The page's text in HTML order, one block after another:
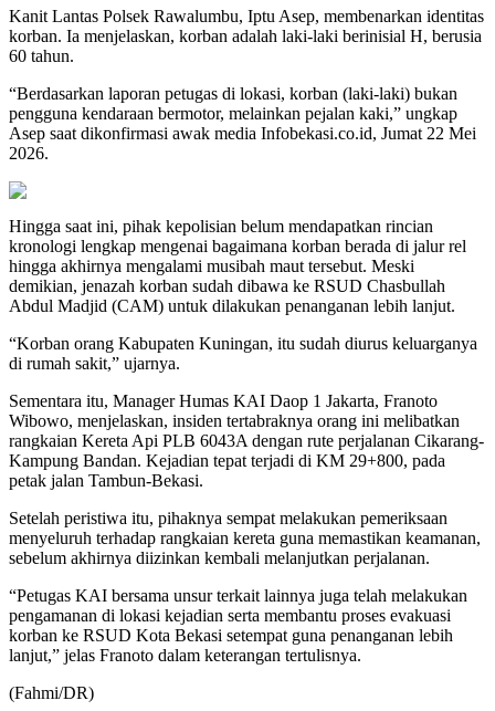
Kanit Lantas Polsek Rawalumbu, Iptu Asep, membenarkan identitas
korban. Ia menjelaskan, korban adalah laki-laki berinisial H, berusia
60 tahun.
“Berdasarkan laporan petugas di lokasi, korban (laki-laki) bukan
pengguna kendaraan bermotor, melainkan pejalan kaki,” ungkap
Asep saat dikonfirmasi awak media Infobekasi.co.id, Jumat 22 Mei
2026.
Hingga saat ini, pihak kepolisian belum mendapatkan rincian
kronologi lengkap mengenai bagaimana korban berada di jalur rel
hingga akhirnya mengalami musibah maut tersebut. Meski
demikian, jenazah korban sudah dibawa ke RSUD Chasbullah
Abdul Madjid (CAM) untuk dilakukan penanganan lebih lanjut.
“Korban orang Kabupaten Kuningan, itu sudah diurus keluarganya
di rumah sakit,” ujarnya.
Sementara itu, Manager Humas KAI Daop 1 Jakarta, Franoto
Wibowo, menjelaskan, insiden tertabraknya orang ini melibatkan
rangkaian Kereta Api PLB 6043A dengan rute perjalanan Cikarang-
Kampung Bandan. Kejadian tepat terjadi di KM 29+800, pada
petak jalan Tambun-Bekasi.
Setelah peristiwa itu, pihaknya sempat melakukan pemeriksaan
menyeluruh terhadap rangkaian kereta guna memastikan keamanan,
sebelum akhirnya diizinkan kembali melanjutkan perjalanan.
“Petugas KAI bersama unsur terkait lainnya juga telah melakukan
pengamanan di lokasi kejadian serta membantu proses evakuasi
korban ke RSUD Kota Bekasi setempat guna penanganan lebih
lanjut,” jelas Franoto dalam keterangan tertulisnya.
(Fahmi/DR)